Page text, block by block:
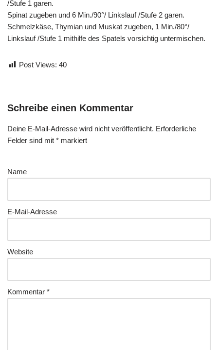
/Stufe 1 garen.
Spinat zugeben und 6 Min./90°/ Linkslauf /Stufe 2 garen.
Schmelzkäse, Thymian und Muskat zugeben, 1 Min./80°/
Linkslauf /Stufe 1 mithilfe des Spatels vorsichtig untermischen.
Post Views: 40
Schreibe einen Kommentar
Deine E-Mail-Adresse wird nicht veröffentlicht. Erforderliche
Felder sind mit * markiert
Name
E-Mail-Adresse
Website
Kommentar *